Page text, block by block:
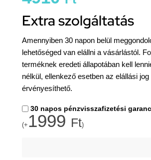
Extra szolgáltatás
Amennyiben 30 napon belül
lehetőséged van elállni a vásárlástól.
terméknek eredeti állapotában kell
nélkül, ellenkező esetben az elállási jog
érvényesíthető.
30 napos pénzvisszafizetési
(+ 1999 Ft)